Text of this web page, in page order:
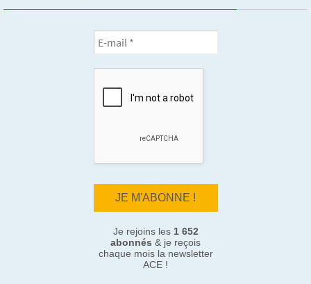
Je rejoins les 1 652
abonnés & je reçois
chaque mois la newsletter
ACE !